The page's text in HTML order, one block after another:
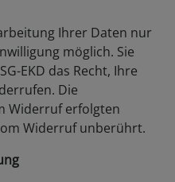
Ihrer Daten nur
möglich. Sie
EKD das Recht, Ihre
Die
Widerruf erfolgten
Widerruf unberührt.